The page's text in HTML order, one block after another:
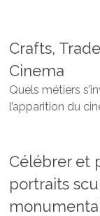
Crafts,
Cinema
Quels métiers
l’apparition du
Célébrer et
portraits